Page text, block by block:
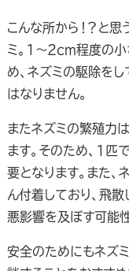
こんな所から！？と
ミ。1～2cm程度の小
め、ネズミの駆除を
はなりません。
またネズミの繁殖力
ます。そのため、1匹
要となります。また
ん付着しており、飛
悪影響を及ぼす可能性
安全のためにもネズ